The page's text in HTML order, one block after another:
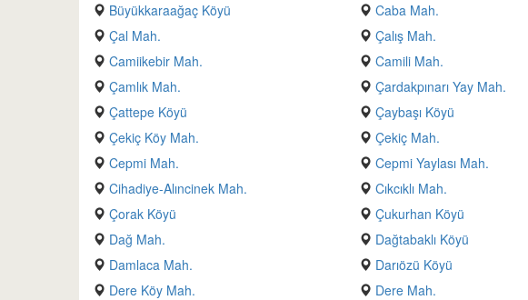
Büyükkaraağaç Köyü
Caba Mah.
Çal Mah.
Çalış Mah.
Camiikebir Mah.
Camili Mah.
Çamlık Mah.
Çardakpınarı Yay Mah.
Çattepe Köyü
Çaybaşı Köyü
Çekiç Köy Mah.
Çekiç Mah.
Cepmi Mah.
Cepmi Yaylası Mah.
Cihadiye-Alıncinek Mah.
Cıkcıklı Mah.
Çorak Köyü
Çukurhan Köyü
Dağ Mah.
Dağtabaklı Köyü
Damlaca Mah.
Darıözü Köyü
Dere Köy Mah.
Dere Mah.